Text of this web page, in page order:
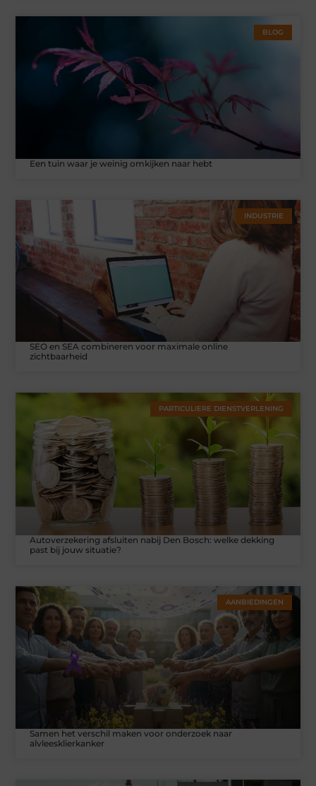
BLOG
Een tuin waar je weinig omkijken naar hebt
INDUSTRIE
SEO en SEA combineren voor maximale online
zichtbaarheid
PARTICULIERE DIENSTVERLENING
Autoverzekering afsluiten nabij Den Bosch: welke dekking
past bij jouw situatie?
AANBIEDINGEN
Samen het verschil maken voor onderzoek naar
alvleesklierkanker